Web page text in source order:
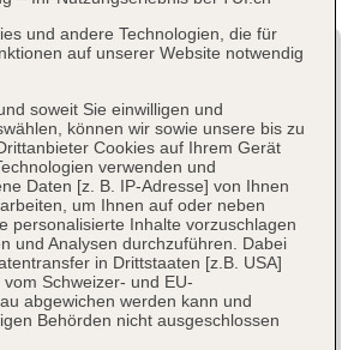
und andere Technologien, die für
auf unserer Website notwendig
soweit Sie einwilligen und
können wir sowie unsere bis zu
Cookies auf Ihrem Gerät
verwenden und
Daten [z. B. IP-Adresse] von Ihnen
um Ihnen auf oder neben
personalisierte Inhalte vorzuschlagen
und Analysen durchzuführen. Dabei
in Drittstaaten [z.B. USA]
Schweizer- und EU-
abgewichen werden kann und
Behörden nicht ausgeschlossen